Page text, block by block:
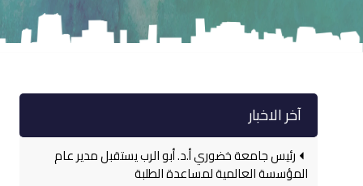
آخر الاخبار
رئيس جامعة خضوري أ.د. أبو الرب يستقبل مدير عام
المؤسسة العالمية لمساعدة الطلبة